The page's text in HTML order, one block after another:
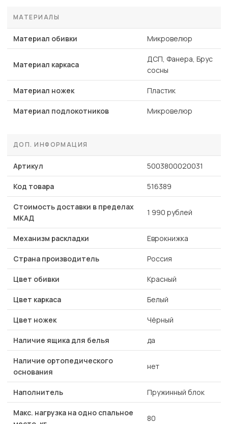
МАТЕРИАЛЫ
Материал обивки Микровелюр
Материал каркаса
ДСП, Фанера, Брус
сосны
Материал ножек Пластик
Материал подлокотников Микровелюр
ДОП. ИНФОРМАЦИЯ
Артикул 5003800020031
Код товара 516389
Стоимость доставки в пределах
МКАД
1 990 рублей
Механизм раскладки Еврокнижка
Страна производитель Россия
Цвет обивки Красный
Цвет каркаса Белый
Цвет ножек Чёрный
Наличие ящика для белья да
Наличие ортопедического
основания
нет
Наполнитель Пружинный блок
Макс. нагрузка на одно спальное
80